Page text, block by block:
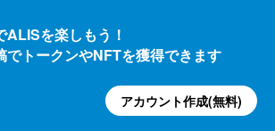
を楽しもう！
でトークンやNFTを獲得できます
アカウント作成(無料)